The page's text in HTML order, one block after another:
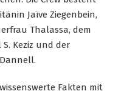
Jaïve Ziegenbein,
Thalassa, dem
Keziz und der
Fakten mit